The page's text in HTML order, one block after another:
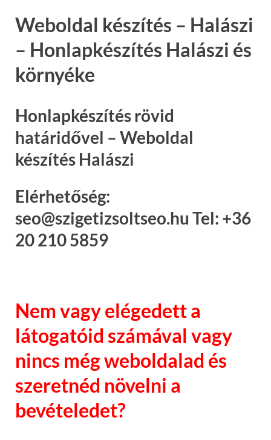
Weboldal készítés – Halászi
– Honlapkészítés Halászi és
környéke
Honlapkészítés rövid
határidővel – Weboldal
készítés Halászi
Elérhetőség:
seo@szigetizsoltseo.hu Tel: +36
20 210 5859
Nem vagy elégedett a
látogatóid számával vagy
nincs még weboldalad és
szeretnéd növelni a
bevételedet?